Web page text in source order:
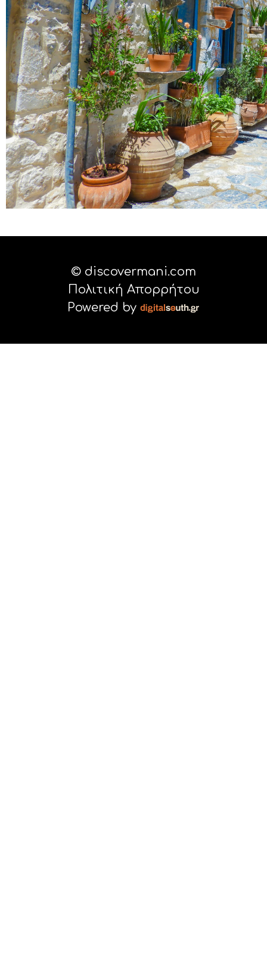
© discovermani.com
Πολιτική Απορρήτου
Powered by